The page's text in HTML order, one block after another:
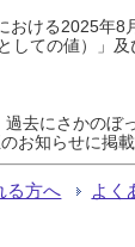
おける2025年
しての値）」
去にさかのぼ
お知らせに掲載
る方へ よく